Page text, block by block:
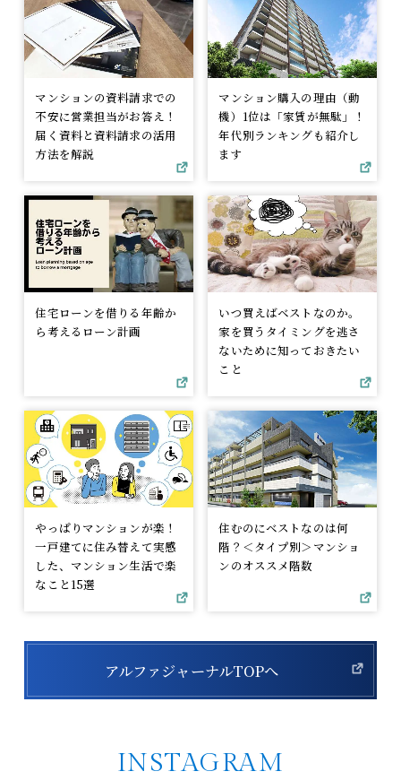
マンションの資料請求での
不安に営業担当がお答え！
届く資料と資料請求の活用
方法を解説
マンション購入の理由（動
機）1位は「家賃が無駄」！
年代別ランキングも紹介し
ます
住宅ローンを借りる年齢か
ら考えるローン計画
いつ買えばベストなのか。
家を買うタイミングを逃さ
ないために知っておきたい
こと
やっぱりマンションが楽！
一戸建てに住み替えて実感
した、マンション生活で楽
なこと15選
住むのにベストなのは何
階？＜タイプ別＞マンショ
ンのオススメ階数
アルファジャーナルTOPへ
INSTAGRAM